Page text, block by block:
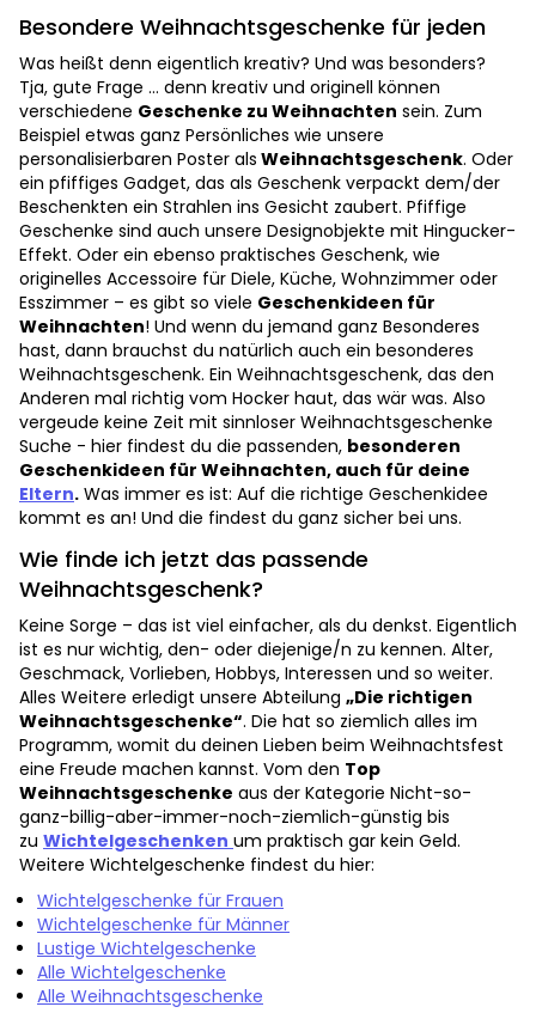
Besondere Weihnachtsgeschenke für jeden
Was heißt denn eigentlich kreativ? Und was besonders?
Tja, gute Frage … denn kreativ und originell können
verschiedene Geschenke zu Weihnachten sein. Zum
Beispiel etwas ganz Persönliches wie unsere
personalisierbaren Poster als Weihnachtsgeschenk. Oder
ein pfiffiges Gadget, das als Geschenk verpackt dem/der
Beschenkten ein Strahlen ins Gesicht zaubert. Pfiffige
Geschenke sind auch unsere Designobjekte mit Hingucker-
Effekt. Oder ein ebenso praktisches Geschenk, wie
originelles Accessoire für Diele, Küche, Wohnzimmer oder
Esszimmer – es gibt so viele Geschenkideen für
Weihnachten! Und wenn du jemand ganz Besonderes
hast, dann brauchst du natürlich auch ein besonderes
Weihnachtsgeschenk. Ein Weihnachtsgeschenk, das den
Anderen mal richtig vom Hocker haut, das wär was. Also
vergeude keine Zeit mit sinnloser Weihnachtsgeschenke
Suche - hier findest du die passenden, besonderen
Geschenkideen für Weihnachten, auch für deine
Eltern. Was immer es ist: Auf die richtige Geschenkidee
kommt es an! Und die findest du ganz sicher bei uns.
Wie finde ich jetzt das passende
Weihnachtsgeschenk?
Keine Sorge – das ist viel einfacher, als du denkst. Eigentlich
ist es nur wichtig, den- oder diejenige/n zu kennen. Alter,
Geschmack, Vorlieben, Hobbys, Interessen und so weiter.
Alles Weitere erledigt unsere Abteilung „Die richtigen
Weihnachtsgeschenke“. Die hat so ziemlich alles im
Programm, womit du deinen Lieben beim Weihnachtsfest
eine Freude machen kannst. Vom den Top
Weihnachtsgeschenke aus der Kategorie Nicht-so-
ganz-billig-aber-immer-noch-ziemlich-günstig bis
zu Wichtelgeschenken um praktisch gar kein Geld.
Weitere Wichtelgeschenke findest du hier:
Wichtelgeschenke für Frauen
Wichtelgeschenke für Männer
Lustige Wichtelgeschenke
Alle Wichtelgeschenke
Alle Weihnachtsgeschenke